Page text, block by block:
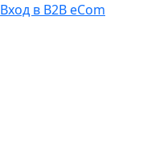
Вход в B2B eCom